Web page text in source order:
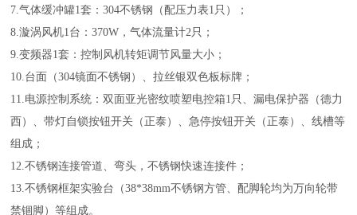
7.气体缓冲罐1套：304不锈钢（配压力表1只）；
8.漩涡风机1台：370W，气体流量计2只；
9.变频器1套：控制风机转矩调节风量大小；
10.台面（304镜面不锈钢）、拉丝银双色板标牌；
11.电源控制系统：双面亚光密纹喷塑电控箱1只、漏电保护器（德力
西）、带灯自锁按钮开关（正泰）、急停按钮开关（正泰）、线槽等
组成；
12.不锈钢连接管道、弯头，不锈钢快速连接件；
13.不锈钢框架实验台（38*38mm不锈钢方管、配脚轮均为万向轮带
禁锢脚）等组成。